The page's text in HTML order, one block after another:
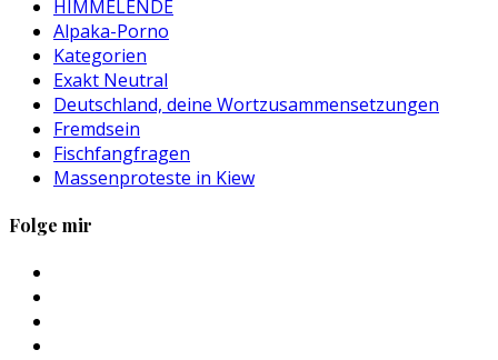
HIMMELENDE
Alpaka-Porno
Kategorien
Exakt Neutral
Deutschland, deine Wortzusammensetzungen
Fremdsein
Fischfangfragen
Massenproteste in Kiew
Folge mir